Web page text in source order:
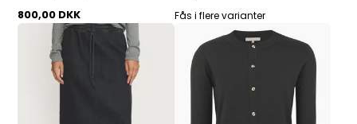
800,00 DKK Fås i flere varianter